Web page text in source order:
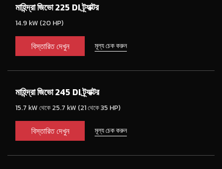
মাহিন্দ্রা জিভো 225 DI ট্র্যাক্টর
14.9 kW (20 HP)
বিস্তারিত দেখুন মূল্য চেক করুন
মাহিন্দ্রা জিভো 245 DI ট্র্যাক্টর
15.7 kW থেকে 25.7 kW (21 থেকে 35 HP)
বিস্তারিত দেখুন মূল্য চেক করুন